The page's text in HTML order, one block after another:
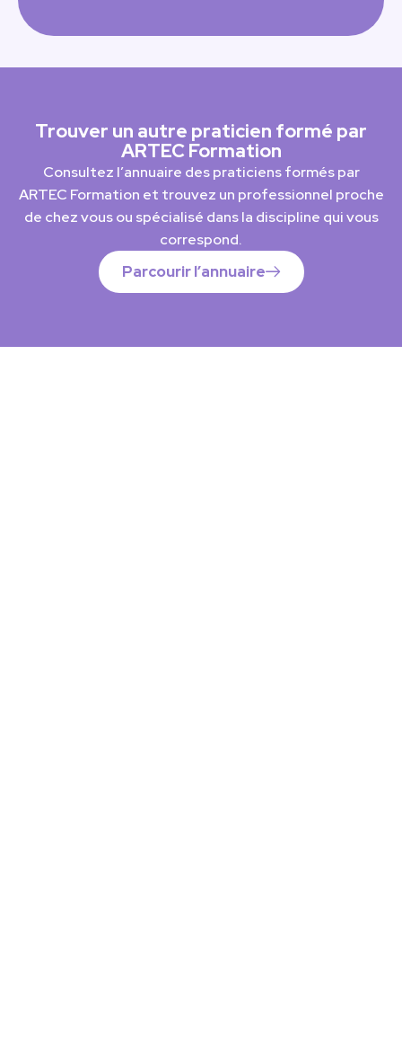
Trouver un autre praticien formé par
ARTEC Formation
Consultez l’annuaire des praticiens formés par
ARTEC Formation et trouvez un professionnel proche
de chez vous ou spécialisé dans la discipline qui vous
correspond.
Parcourir l’annuaire